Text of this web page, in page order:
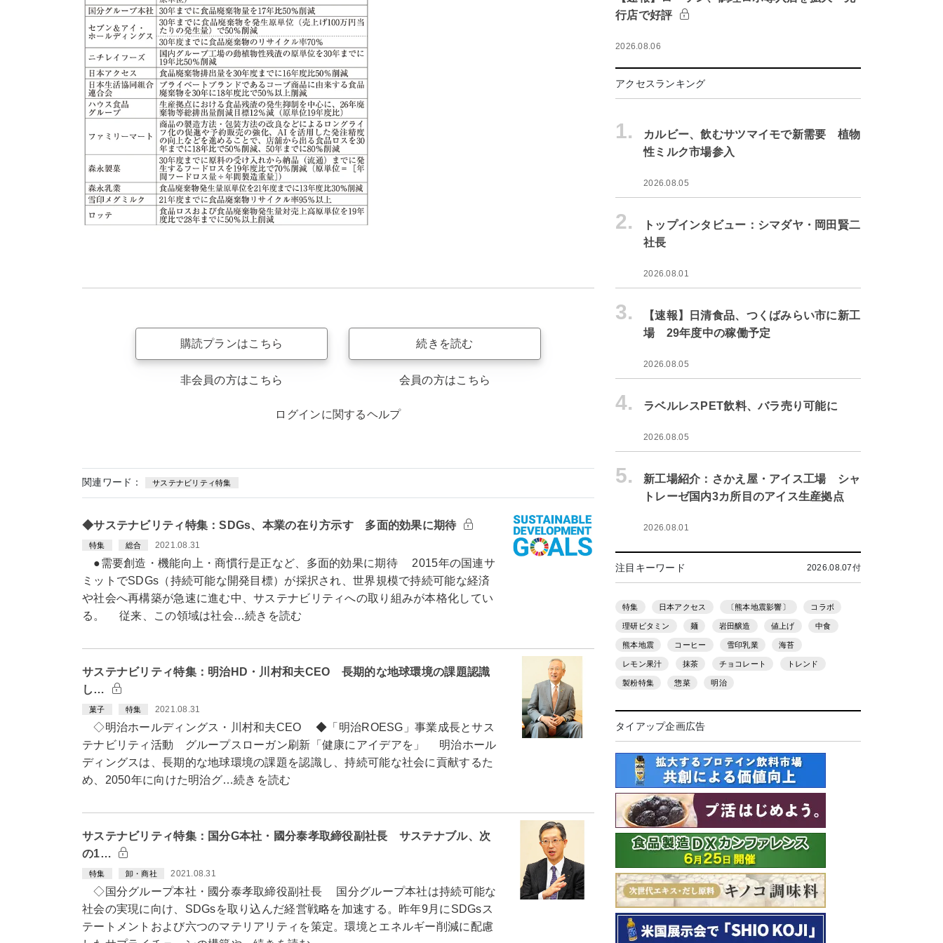
購読プランはこちら
非会員の方はこちら
続きを読む
会員の方はこちら
ログインに関するヘルプ
関連ワード： サステナビリティ特集
◆サステナビリティ特集：SDGs、本業の在り方示す 多面的効果に期待
特集 総合 2021.08.31
●需要創造・機能向上・商慣行是正など、多面的効果に期待 2015年の国連サ
ミットでSDGs（持続可能な開発目標）が採択され、世界規模で持続可能な経済
や社会へ再構築が急速に進む中、サステナビリティへの取り組みが本格化してい
る。 従来、この領域は社会…続きを読む
サステナビリティ特集：明治HD・川村和夫CEO 長期的な地球環境の課題認識
し…
菓子 特集 2021.08.31
◇明治ホールディングス・川村和夫CEO ◆「明治ROESG」事業成長とサス
テナビリティ活動 グループスローガン刷新「健康にアイデアを」 明治ホール
ディングスは、長期的な地球環境の課題を認識し、持続可能な社会に貢献するた
め、2050年に向けた明治グ…続きを読む
サステナビリティ特集：国分G本社・國分泰孝取締役副社長 サステナブル、次
の1…
特集 卸・商社 2021.08.31
◇国分グループ本社・國分泰孝取締役副社長 国分グループ本社は持続可能な
社会の実現に向け、SDGsを取り込んだ経営戦略を加速する。昨年9月にSDGsス
テートメントおよび六つのマテリアリティを策定。環境とエネルギー削減に配慮
行店で好評
2026.08.06
アクセスランキング
1.
カルビー、飲むサツマイモで新需要 植物
性ミルク市場参入
2026.08.05
2.
トップインタビュー：シマダヤ・岡田賢二
社長
2026.08.01
3.
【速報】日清食品、つくばみらい市に新工
場 29年度中の稼働予定
2026.08.05
4. ラベルレスPET飲料、バラ売り可能に
2026.08.05
5.
新工場紹介：さかえ屋・アイス工場 シャ
トレーゼ国内3カ所目のアイス生産拠点
2026.08.01
注目キーワード 2026.08.07付
特集 日本アクセス 〔熊本地震影響〕 コラボ
理研ビタミン 麺 岩田醸造 値上げ 中食
熊本地震 コーヒー 雪印乳業 海苔
レモン果汁 抹茶 チョコレート トレンド
製粉特集 惣菜 明治
タイアップ企画広告